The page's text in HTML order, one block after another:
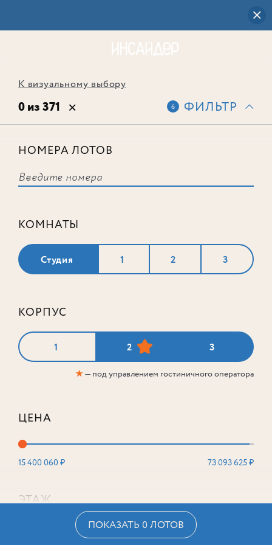
К визуальному выбору
0 из 371 6 ФИЛЬТР
НОМЕРА ЛОТОВ
КОМНАТЫ
Студия 1 2 3
КОРПУС
1 2 3
★— под управлением гостиничного оператора
ЦЕНА
15 400 060 ₽ 73 093 625 ₽
ЭТАЖ
ПОКАЗАТЬ 0 ЛОТОВ
соответствует ни одного лота